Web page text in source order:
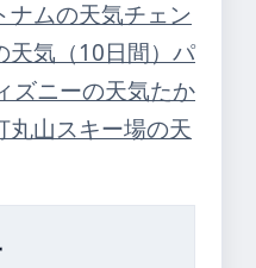
ナムの天気チェン
気（10日間） パ
ズニーの天気たか
丸山スキー場の天